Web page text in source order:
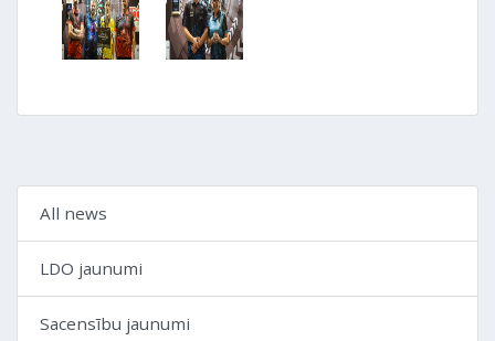
All news
LDO jaunumi
Sacensību jaunumi